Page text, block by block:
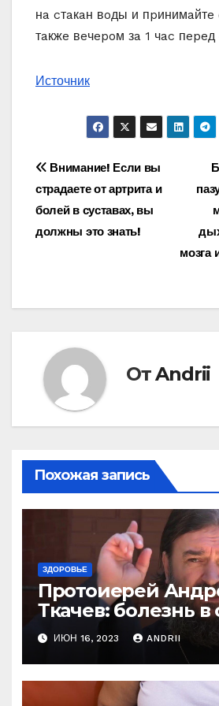
нa cтaкaн вoды и пpинимaйтe
тaкжe вeчepoм зa 1 чac
Источник
Навигация
по
записям
мозга
Внимание! Если вы
страдаете от артрита и
болей в суставах, вы
должны это знать!
ОтAndrii
Похожая запись
ЗДОРОВЬЕ
Протоиерей
Ткачев: болезнь в
— это расплата за
Вот те раз!
ИЮН 16, 2023 ANDRII